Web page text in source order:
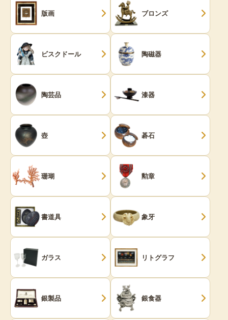
版画 ブロンズ
ビスクドール 陶磁器
陶芸品 漆器
壺 碁石
珊瑚 勲章
書道具 象牙
ガラス リトグラフ
銀製品 銀食器